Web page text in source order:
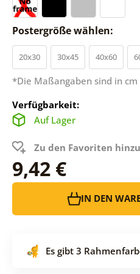
Postergröße wählen:
20x30 30x45 40x60
*Die Maßangaben sind in
Verfügbarkeit:
Auf Lager
Zu den Favoriten
9,42 €
IN DEN
Es gibt 3